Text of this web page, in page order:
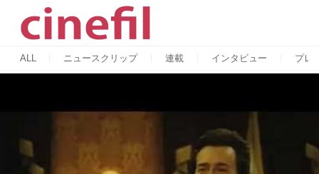
ALL ニュースクリップ 連載 インタビュー プレ